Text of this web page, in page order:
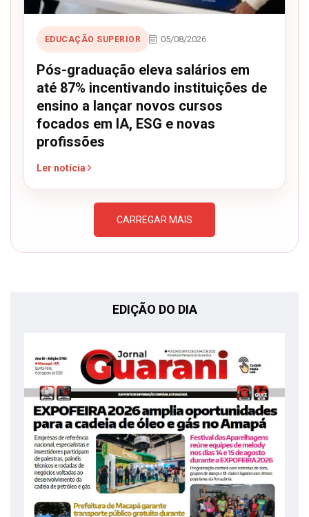
EDUCAÇÃO SUPERIOR 05/08/2026
Pós-graduação eleva salários em
até 87% incentivando instituições de
ensino a lançar novos cursos
focados em IA, ESG e novas
profissões
Ler notícia
CARREGAR MAIS
EDIÇÃO DO DIA